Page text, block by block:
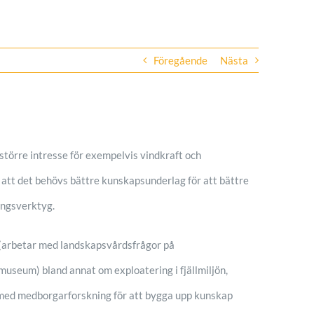
Föregående Nästa
intresse för exempelvis vindkraft och
det behövs bättre kunskapsunderlag för att bättre
med landskapsvårdsfrågor på
bland annat om exploatering i fjällmiljön,
medborgarforskning för att bygga upp kunskap